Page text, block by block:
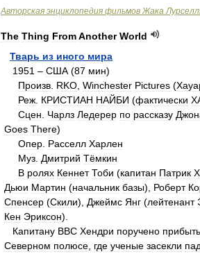
Авторская энциклопедия фильмов Жака
The Thing FromAnother World
Тварь из иного мира
1951 – США (87 мин)
Произв RKO Winchester Pictures (
Реж КРИСТИАН НАЙБИ (фактически
Сцен
Чарлз Ледерер по рассказу
Goes There)
Опер Расселл Харлен
Муз Дмитрий Тёмкин
В ролях Кеннет Тоби (капитан Патрик
Дьюи Мартин (начальник базы), Роберт
Спенсер (Скили), Джеймс Янг (лейтенант
Кен Эриксон).
Капитану ВВС Хендри поручено прибыть
Северном полюсе где ученые засекли